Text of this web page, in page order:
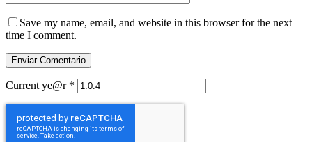
Save my name, email, and website in this browser for the next
time I comment.
Current ye@r *